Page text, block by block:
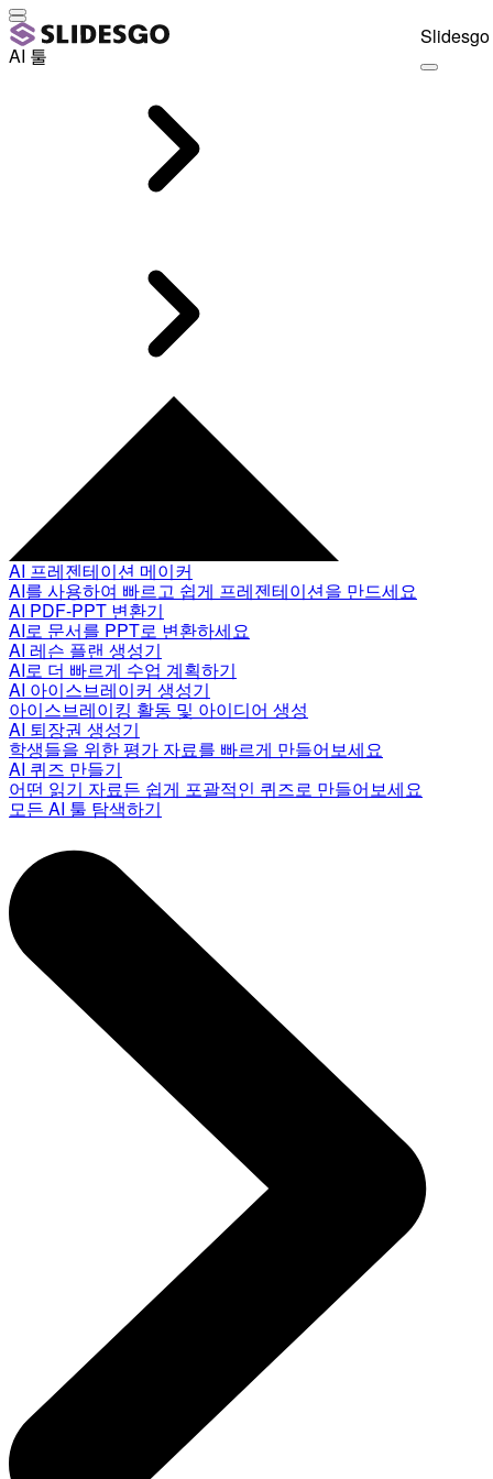
AI 툴
AI 프레젠테이션 메이커
AI를 사용하여 빠르고 쉽게 프레젠테이션을 만드세요
AI PDF-PPT 변환기
AI로 문서를 PPT로 변환하세요
AI 레슨 플랜 생성기
AI로 더 빠르게 수업 계획하기
AI 아이스브레이커 생성기
아이스브레이킹 활동 및 아이디어 생성
AI 퇴장권 생성기
학생들을 위한 평가 자료를 빠르게 만들어보세요
AI 퀴즈 만들기
어떤 읽기 자료든 쉽게 포괄적인 퀴즈로 만들어보세요
모든 AI 툴 탐색하기